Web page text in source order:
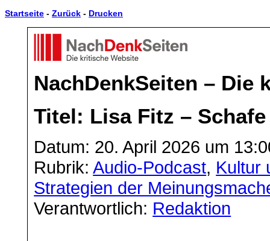
Startseite - Zurück - Drucken
NachDenkSeiten – Die
Titel: Lisa Fitz –
Datum: 20. April 2026 um
Rubrik:Audio-Podcast, Kultur
Strategien der
Verantwortlich: Redaktion